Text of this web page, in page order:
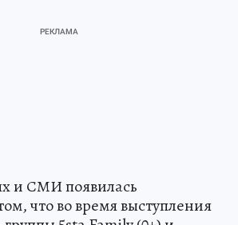
и СМИ появилась
что во время выступления